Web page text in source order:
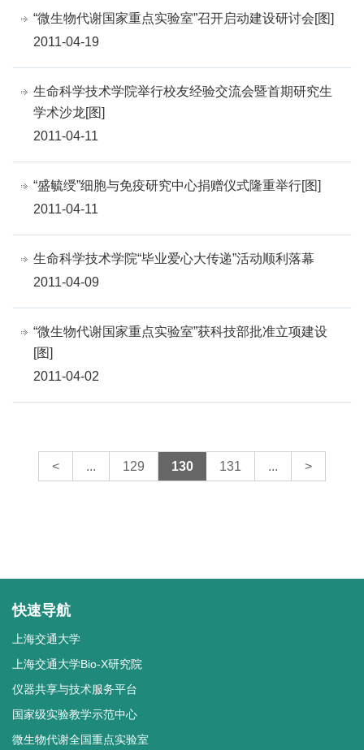
“微生物代谢国家重点实验室”召开启动建设研讨会[图]
2011-04-19
生命科学技术学院举行校友经验交流会暨首期研究生
学术沙龙[图]
2011-04-11
“盛毓绶”细胞与免疫研究中心捐赠仪式隆重举行[图]
2011-04-11
生命科学技术学院“毕业爱心大传递”活动顺利落幕
2011-04-09
“微生物代谢国家重点实验室”获科技部批准立项建设
[图]
2011-04-02
< ... 129 130 131 ... >
快速导航
上海交通大学
上海交通大学Bio-X研究院
仪器共享与技术服务平台
国家级实验教学示范中心
微生物代谢全国重点实验室